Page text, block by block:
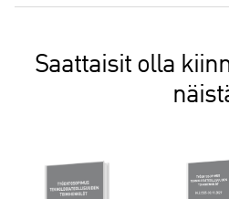
Saattaisit olla